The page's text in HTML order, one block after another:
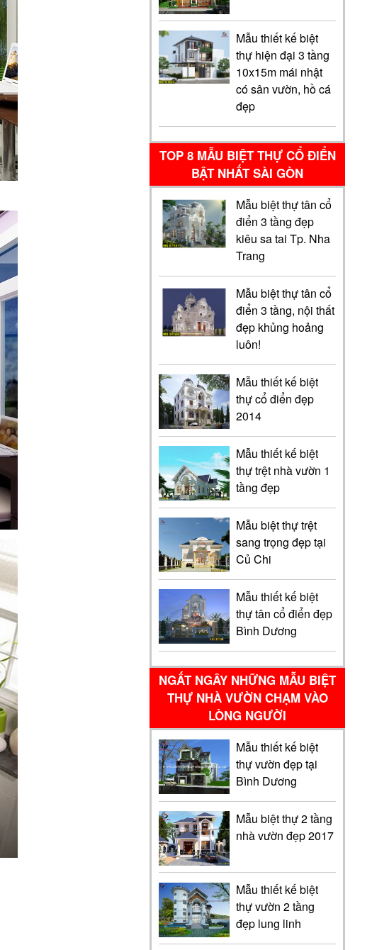
Mẫu thiết kế biệt
thự hiện đại 3 tầng
10x15m mái nhật
có sân vườn, hồ cá
đẹp
TOP 8 MẪU BIỆT THỰ CỔ ĐIỂN
BẬT NHẤT SÀI GÒN
Mẫu biệt thự tân cổ
điển 3 tầng đẹp
kiêu sa tai Tp. Nha
Trang
Mẫu biệt thự tân cổ
điển 3 tầng, nội thất
đẹp khủng hoảng
luôn!
Mẫu thiết kế biệt
thự cổ điển đẹp
2014
Mẫu thiết kế biệt
thự trệt nhà vườn 1
tầng đẹp
Mẫu biệt thự trệt
sang trọng đẹp tại
Củ Chi
Mẫu thiết kế biệt
thự tân cổ điển đẹp
Bình Dương
NGẤT NGÂY NHỮNG MẪU BIỆT
THỰ NHÀ VƯỜN CHẠM VÀO
LÒNG NGƯỜI
Mẫu thiết kế biệt
thự vườn đẹp tại
Bình Dương
Mẫu biệt thự 2 tầng
nhà vườn đẹp 2017
Mẫu thiết kế biệt
thự vườn 2 tầng
đẹp lung linh